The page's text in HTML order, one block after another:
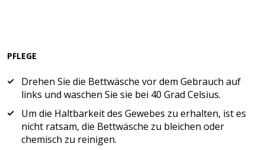
PFLEGE
Drehen Sie die Bettwäsche vor dem Gebrauch auf
links und waschen Sie sie bei 40 Grad Celsius.
Um die Haltbarkeit des Gewebes zu erhalten, ist es
nicht ratsam, die Bettwäsche zu bleichen oder
chemisch zu reinigen.